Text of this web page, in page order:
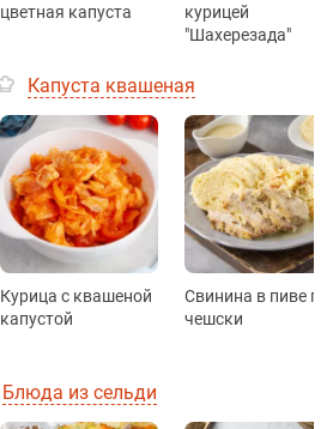
цветная капуста
курицей
"Шахерезада"
Капуста квашеная
Курица с квашеной
капустой
Свинина в пиве по-
чешски
Блюда из сельди